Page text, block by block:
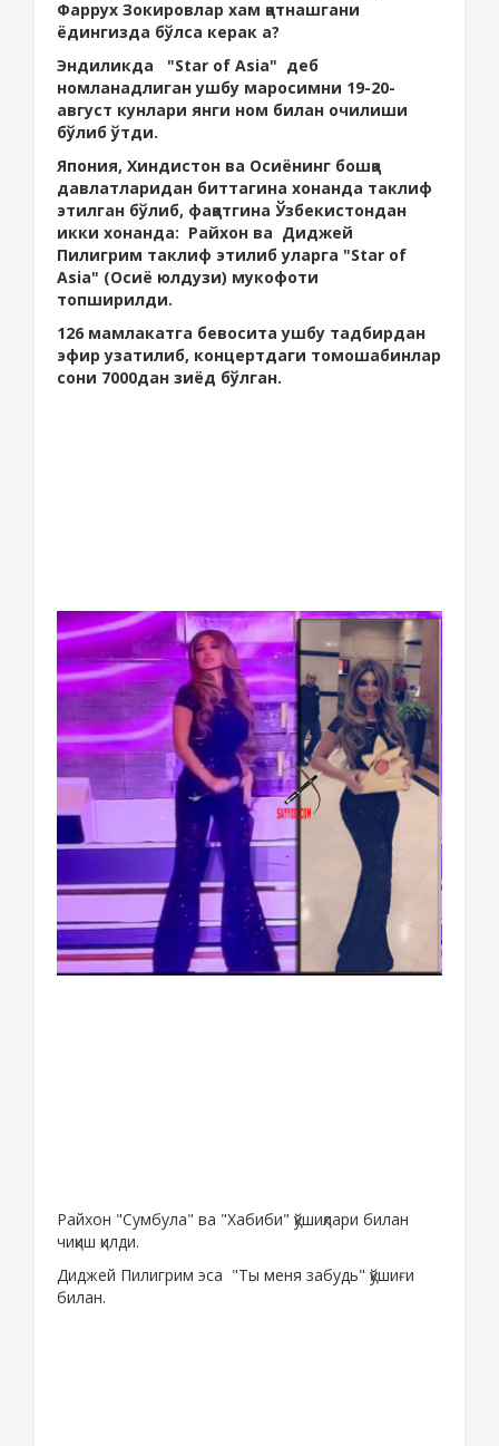
Фаррух Зокировлар хам қатнашгани
ёдингизда бўлса керак а?
Эндиликда "Star of Asia" деб
номланадлиган ушбу маросимни 19-20-
август кунлари янги ном билан очилиши
бўлиб ўтди.
Япония, Хиндистон ва Осиёнинг бошқа
давлатларидан биттагина хонанда таклиф
этилган бўлиб, фақатгина Ўзбекистондан
икки хонанда: Райхон ва Диджей
Пилигрим таклиф этилиб уларга "Star of
Asia" (Осиё юлдузи) мукофоти
топширилди.
126 мамлакатга бевосита ушбу тадбирдан
эфир узатилиб, концертдаги томошабинлар
сони 7000дан зиёд бўлган.
Райхон "Сумбула" ва "Хабиби" қўшиқлари билан
чиқиш қилди.
Диджей Пилигрим эса "Ты меня забудь" қўшиғи
билан.